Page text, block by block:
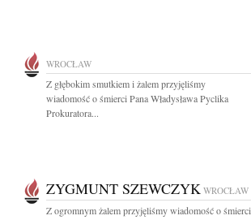
WROCŁAW
Z głębokim smutkiem i żalem przyjęliśmy
wiadomość o śmierci Pana Władysława Pyclika
Prokuratora...
ZYGMUNT SZEWCZYK WROCŁAW
Z ogromnym żalem przyjęliśmy wiadomość o śmierci